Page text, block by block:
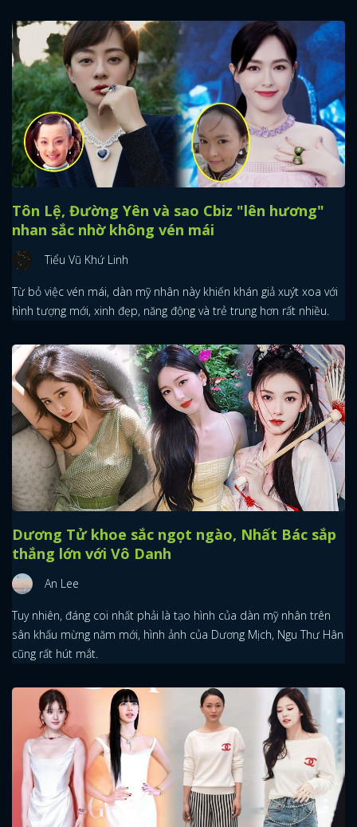
x
ĐĂNG NHẬP
FACEBOOK GOOGLE
Tôn Lệ, Đường Yên và sao Cbiz "lên hương"
nhan sắc nhờ không vén mái
Tiểu Vũ Khứ Linh
Từ bỏ việc vén mái, dàn mỹ nhân này khiến khán giả xuýt xoa với
hình tượng mới, xinh đẹp, năng động và trẻ trung hơn rất nhiều.
Dương Tử khoe sắc ngọt ngào, Nhất Bác sắp
thắng lớn với Vô Danh
An Lee
Tuy nhiên, đáng coi nhất phải là tạo hình của dàn mỹ nhân trên
sân khấu mừng năm mới, hình ảnh của Dương Mịch, Ngu Thư Hân
cũng rất hút mắt.